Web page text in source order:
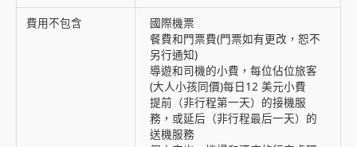
費用不包含
國際機票
餐費和門票費(門票如有更改，恕不
另行通知)
導遊和司機的小費，每位佔位旅客
(大人小孩同價)每日12 美元小費
提前（非行程第一天）的接機服
務，或延后（非行程最后一天）的
送機服務